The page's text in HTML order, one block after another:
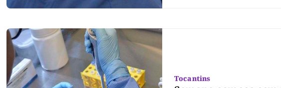
Tocantins